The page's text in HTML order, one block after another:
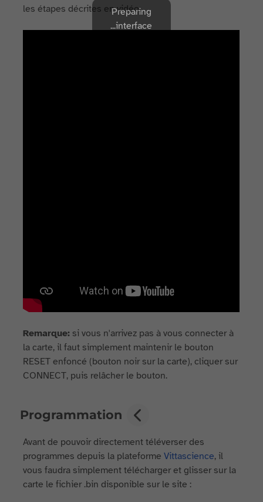
les étapes décrites en vidéo:
Remarque: si vous n'arrivez pas à vous connecter à
la carte, il faut simplement maintenir le bouton
RESET enfoncé (bouton noir sur la carte), cliquer sur
CONNECT, puis relâcher le bouton.
Programmation
Avant de pouvoir directement téléverser des
programmes depuis la plateformeVittascience, il
vous faudra simplement télécharger et glisser sur la
carte le fichier .bin disponible sur le site :
Preparing
interface...